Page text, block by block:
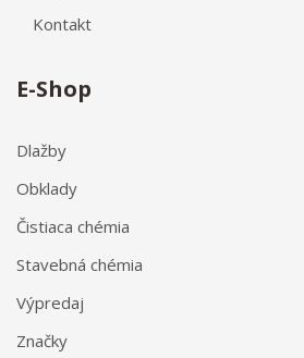
Kontakt
E-Shop
Dlažby
Obklady
Čistiaca chémia
Stavebná chémia
Výpredaj
Značky